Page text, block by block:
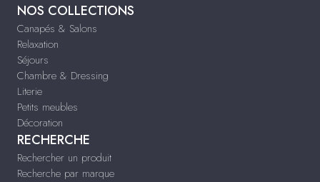
NOS COLLECTIONS
Canapés & Salons
Relaxation
Séjours
Chambre & Dressing
Literie
Petits meubles
Décoration
RECHERCHE
Rechercher un produit
Recherche par marque